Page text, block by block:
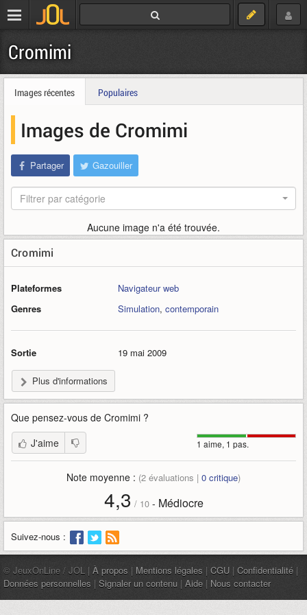
Cromimi
Images récentes Populaires
Images de Cromimi
Partager Gazouiller
Filtrer par catégorie
Aucune image n'a été trouvée.
Cromimi
Plateformes
Navigateur web
Genres
Simulation, contemporain
Sortie 19 mai 2009
Plus d'informations
Que pensez-vous de Cromimi ?
1 aime, 1 pas.
J'aime
Note moyenne : (2 évaluations | 0 critique)
4,3 / 10- Médiocre
Suivez-nous :
© JeuxOnLine / JOL | À propos | Mentions légales | CGU | Confidentialité |
Données personnelles | Signaler un contenu | Aide | Nous contacter